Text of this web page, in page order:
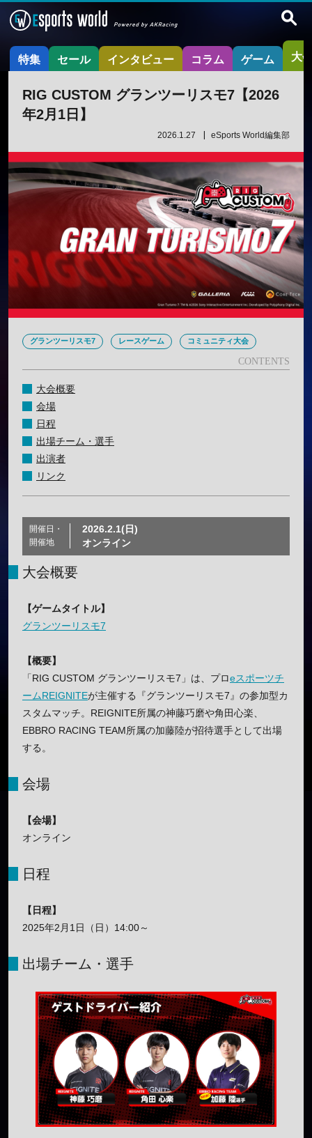
特集 セール インタビュー コラム ゲーム 大
RIG CUSTOM グランツーリスモ7【2026
年2月1日】
2026.1.27 eSports World編集部
グランツーリスモ7 レースゲーム コミュニティ大会
大会概要
会場
日程
出場チーム・選手
出演者
リンク
開催日・
開催地
2026.2.1(日)
オンライン
大会概要
【ゲームタイトル】
グランツーリスモ7
【概要】
「RIG CUSTOM グランツーリスモ7」は、プロeスポーツチ
ームREIGNITEが主催する『グランツーリスモ7』の参加型カ
スタムマッチ。REIGNITE所属の神藤巧磨や角田心楽、
EBBRO RACING TEAM所属の加藤陸が招待選手として出場
する。
会場
【会場】
オンライン
日程
【日程】
2025年2月1日（日）14:00～
出場チーム・選手